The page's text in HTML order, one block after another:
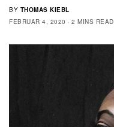
BY THOMAS KIEBL
FEBRUAR 4, 2020
2 MINS READ